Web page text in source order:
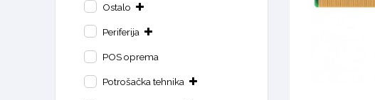
Ostalo
Periferija
POS oprema
Potrošačka tehnika